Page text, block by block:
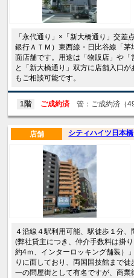
「永代通り」×「新大橋通り」交差
銀行ＡＴＭ）東西線・日比谷線「
面店舗です。用途は「物販店」や「
と「新大橋通り」双方に店舗入口が
もご相談可能です。
1階 ご成約済 管：ご成約済（
シティハイツ日本橋
店舗
４沿線４駅利用可能、駅徒歩１分、
(弊社貸主につき、仲介手数料は掛
約4ｍ、インターロッキング舗装）
りに面しており、両国国技館まで
一の問屋街として有名ですが、商